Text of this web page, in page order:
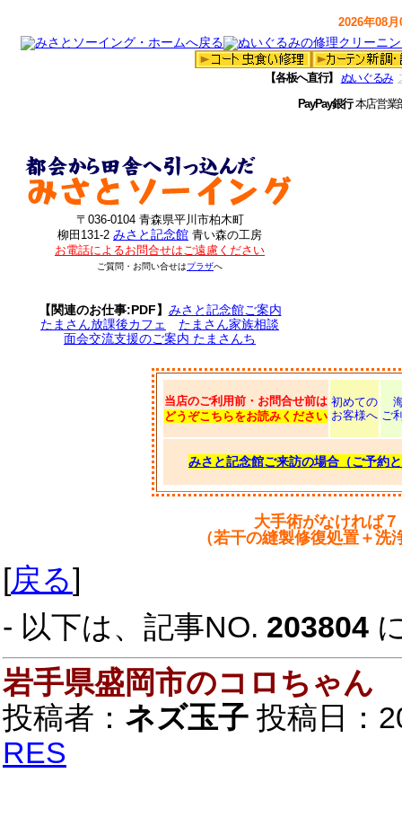
2026年08
【各板へ直行】 ぬいぐるみ
PayPay銀行本店営
〒036-0104 青森県平川市柏木町
柳田131-2 みさと記念館 青い森の工房
お電話によるお問合せはご遠慮ください
ご質問・お問い合せはプラザへ
【関連のお仕事:PDF】 みさと記念館ご案内
たまさん放課後カフェ
たまさん家族相談
面会交流支援のご案内 たまさんち
当店のご利用前・お問合せ前は
どうぞこちらをお読みください
初めての
お客様へ ご
みさと記念館ご来訪の場合（ご予約
大手術がなければ
（若干の縫製修復処置＋
[戻る]
- 以下は、記事NO. 203804
岩手県盛岡市のコロちゃん
投稿者： ネズ玉子 投稿日：
RES